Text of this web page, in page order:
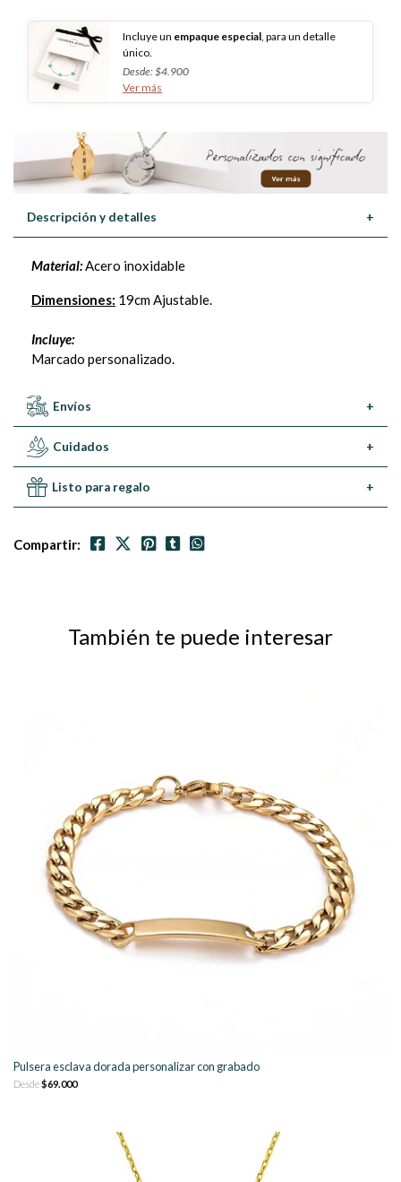
Incluye un empaque especial , para un detalle
único.
Desde: $4.900
Ver más
Descripción y detalles +
Material:Acero inoxidable
Dimensiones: 19cm Ajustable.
Incluye:
Marcado personalizado.
Envíos +
Cuidados +
Listo para regalo +
Compartir:
También te puede interesar
Pulsera esclava dorada personalizar con grabado
Desde$69.000